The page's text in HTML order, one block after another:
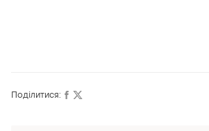
Поділитися: